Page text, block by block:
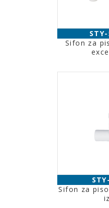
Sifon za
Sifon za